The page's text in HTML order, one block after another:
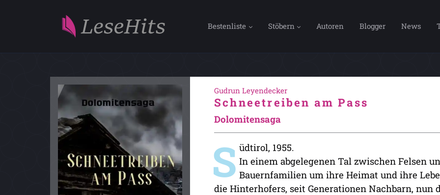
Bestenliste Stöbern Autoren Blogger News
Gudrun Leyendecker
Schneetreiben am Pass
Dolomitensaga
S üdtirol, 1955.
In einem abgelegenen Tal zwischen Felsen
Bauernfamilien um ihre Heimat und ihre
die Hinterhofers, seit Generationen Nachbarn,